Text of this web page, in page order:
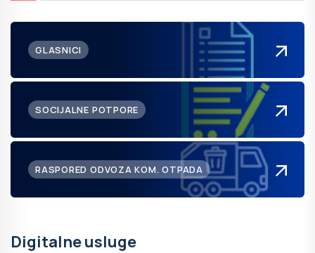
GLASNICI
SOCIJALNE POTPORE
RASPORED ODVOZA KOM. OTPADA
Digitalne usluge